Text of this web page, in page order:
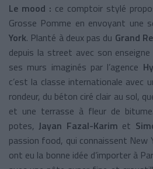
Le mood : ce comptoir stylé
Grosse Pomme en envoyant une
York. Planté à deux pas du Grand
depuis la street avec son
ses murs imaginés par l’agence
c’est la classe internationale avec
rondeur, du béton ciré clair au sol,
et une terrasse à fleur de
potes, Jayan Fazal-Karim et
passion food, qui connaissent New
ont eu la bonne idée d’importer à